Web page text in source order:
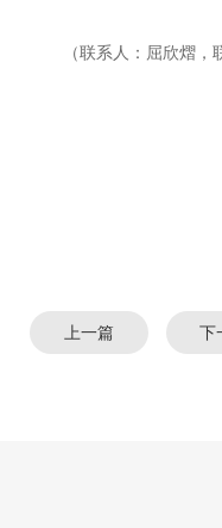
（联系人：屈欣熠，
上一篇 下